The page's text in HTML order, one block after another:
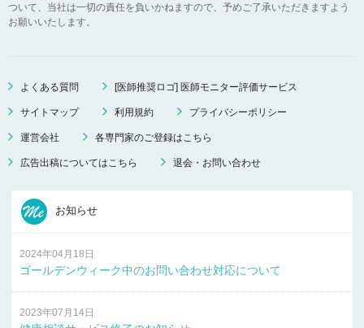
ついて、当社は一切の責任を負いかねますので、予めご了承いただきますよう
お願いいたします。
よくある質問 [医師推奨ロゴ] 医師モニター評価サービス
サイトマップ 利用規約 プライバシーポリシー
運営会社 各専門家のご登録はこちら
広告出稿についてはこちら 退会・お問い合わせ
お知らせ
2024年04月18日
ゴールデンウィーク中のお問い合わせ対応について
2023年07月14日